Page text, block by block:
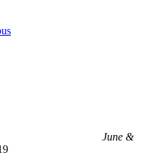
June &